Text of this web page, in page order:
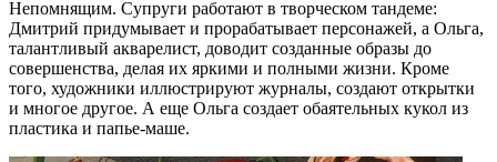
Непомнящим. Супруги работают в творческом тандеме:
Дмитрий придумывает и прорабатывает персонажей, а Ольга,
талантливый акварелист, доводит созданные образы до
совершенства, делая их яркими и полными жизни. Кроме
того, художники иллюстрируют журналы, создают открытки
и многое другое. А еще Ольга создает обаятельных кукол из
пластика и папье-маше.